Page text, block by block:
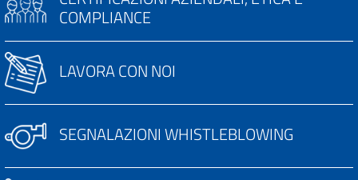
COMPLIANCE
LAVORA CON NOI
SEGNALAZIONI WHISTLEBLOWING